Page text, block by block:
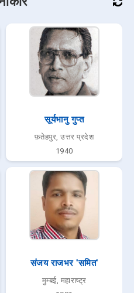
सूर्यभानु गुप्त
फ़तेहपुर, उत्तर प्रदेश
1940
संजय राजभर 'समित'
मुम्बई, महाराष्ट्र